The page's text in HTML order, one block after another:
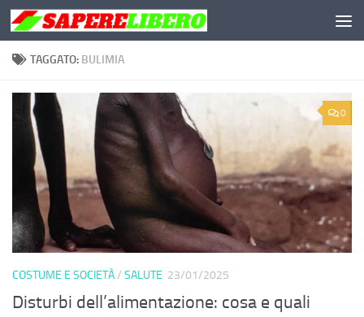
Salta al contenuto
TAGGATO: BULIMIA
0
COSTUME E SOCIETÀ/ SALUTE 23/01/2025
Disturbi dell’alimentazione: cosa e quali